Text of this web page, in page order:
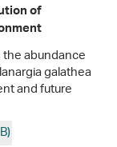
of
abundance
galathea
and future